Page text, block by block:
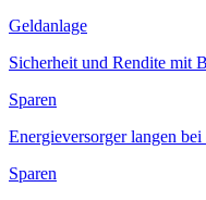
Geldanlage
Sicherheit und Rendite mit
Sparen
Energieversorger langen
Sparen